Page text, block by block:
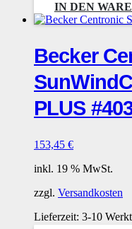
IN DEN
Becker
PLUS
153,45 €
inkl. 19 % MwSt.
zzgl. Versandkosten
Lieferzeit: 3-10